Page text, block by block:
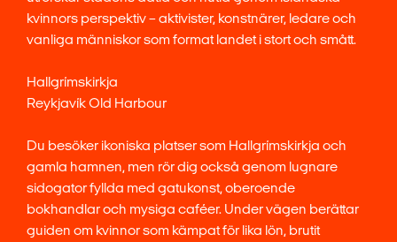
kvinnors perspektiv – aktivister, konstnärer, ledare och
vanliga människor som format landet i stort och smått.
Hallgrímskirkja
Reykjavík Old Harbour
Du besöker ikoniska platser som Hallgrímskirkja och
gamla hamnen, men rör dig också genom lugnare
sidogator fyllda med gatukonst, oberoende
bokhandlar och mysiga caféer. Under vägen berättar
guiden om kvinnor som kämpat för lika lön, brutit